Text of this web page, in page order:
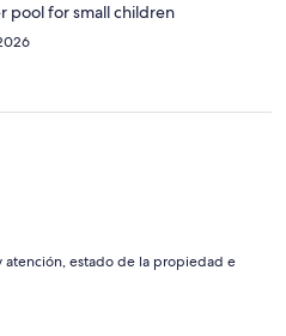
pool for small children
atención, estado de la propiedad e